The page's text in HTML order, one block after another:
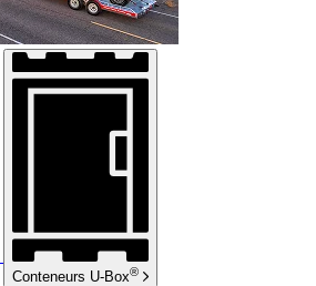
Conteneurs U-Box®